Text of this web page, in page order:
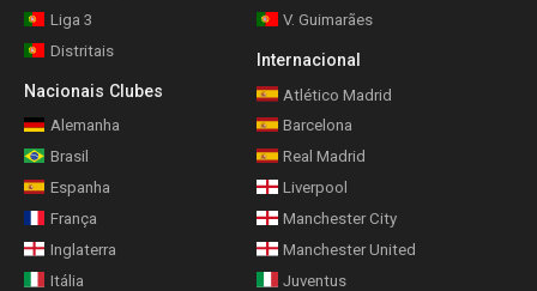
Liga 3
Distritais
Nacionais Clubes
Alemanha
Brasil
Espanha
França
Inglaterra
Itália
V. Guimarães
Internacional
Atlético Madrid
Barcelona
Real Madrid
Liverpool
Manchester City
Manchester United
Juventus